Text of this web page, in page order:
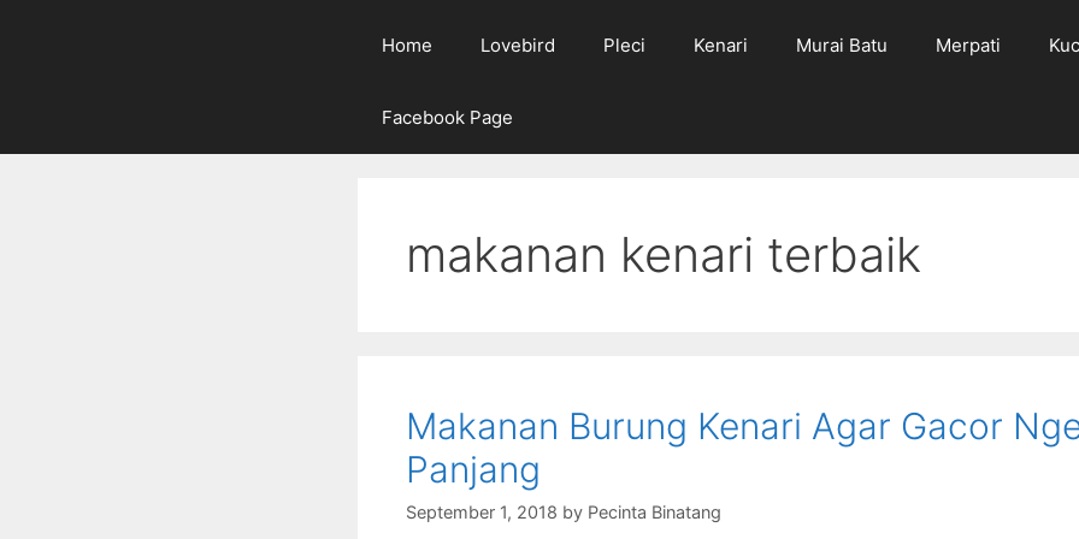
Home Lovebird Pleci Kenari Murai Batu Merpati
Facebook Page
makanan kenari terbaik
Makanan Burung Kenari Agar Gacor
Panjang
September 1, 2018 by Pecinta Binatang